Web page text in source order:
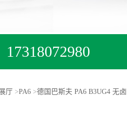
17318072980
厅 >PA6>德国巴斯夫 PA6 B3UG4 无